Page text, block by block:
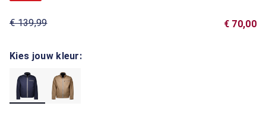
€ 139,99 € 70,00
Kies jouw kleur: